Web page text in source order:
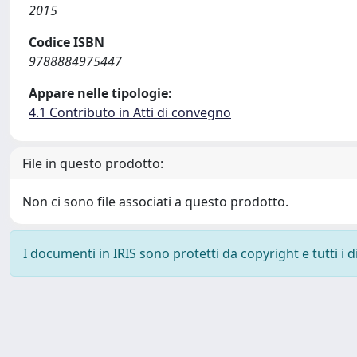
2015
Codice ISBN
9788884975447
Appare nelle tipologie:
4.1 Contributo in Atti di convegno
File in questo prodotto:
Non ci sono file associati a questo prodotto.
I documenti in IRIS sono protetti da copyright e tutti i